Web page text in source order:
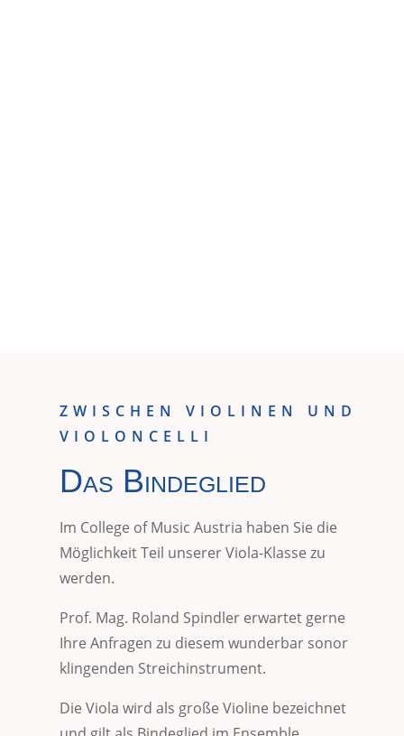
ZWISCHEN VIOLINEN UND
VIOLONCELLI
Das Bindeglied
Im College of Music Austria haben Sie die
Möglichkeit Teil unserer Viola-Klasse zu
werden.
Prof. Mag. Roland Spindler erwartet gerne
Ihre Anfragen zu diesem wunderbar sonor
klingenden Streichinstrument.
Die Viola wird als große Violine bezeichnet